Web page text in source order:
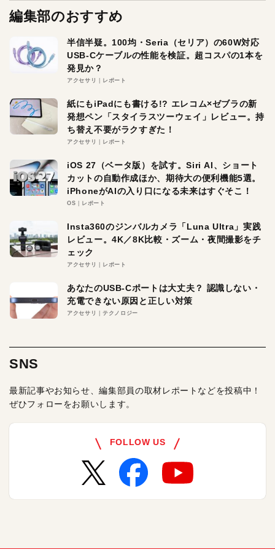
編集部のおすすめ
半信半疑。100均・Seria（セリア）の60W対応
USB-Cケーブルの性能を検証。超コスパの1本を
発見か？
アクセサリ レポート
紙にもiPadにも書ける!? エレコム×ゼブラの新
発想ペン「スタイラスツーウェイ」レビュー。持
ち替え不要がラクすぎた！
アクセサリ レポート
iOS 27（ベータ版）を試す。Siri AI、ショート
カットの自動作成ほか、期待大の便利機能5選。
iPhoneがAIの入り口になる未来はすぐそこ！
OS レポート
Insta360のジンバルカメラ「Luna Ultra」実践
レビュー。4K／8K比較・ズーム・夜間撮影をチ
ェック
アクセサリ レポート
あなたのUSB-Cポートは大丈夫？ 認識しない・
充電できない原因と正しい対策
アクセサリ テクノロジー
SNS
最新記事やお知らせ、編集部員の取材レポートなどを投稿中！
ぜひフォローをお願いします。
FOLLOW US